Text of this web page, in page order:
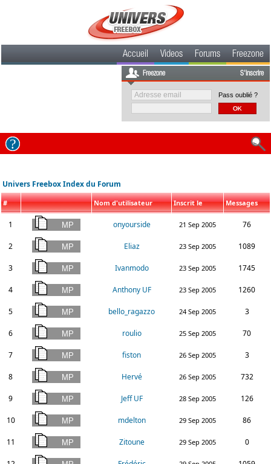
Accueil Videos Forums Freezone
Freezone S'inscrire
Pass oublié ?
Univers Freebox Index du Forum
# Nom d'utilisateur Inscrit le Messages
1 onyourside 21 Sep 2005 76
2 Eliaz 23 Sep 2005 1089
3 Ivanmodo 23 Sep 2005 1745
4 Anthony UF 23 Sep 2005 1260
5 bello_ragazzo 24 Sep 2005 3
6 roulio 25 Sep 2005 70
7 fiston 26 Sep 2005 3
8 Hervé 26 Sep 2005 732
9 Jeff UF 28 Sep 2005 126
10 mdelton 29 Sep 2005 86
11 Zitoune 29 Sep 2005 0